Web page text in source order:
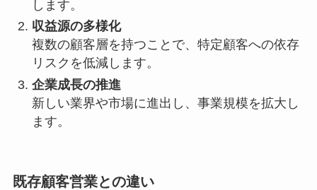
します。
収益源の多様化
複数の顧客層を持つことで、特定顧客への依存
リスクを低減します。
企業成長の推進
新しい業界や市場に進出し、事業規模を拡大し
ます。
既存顧客営業との違い